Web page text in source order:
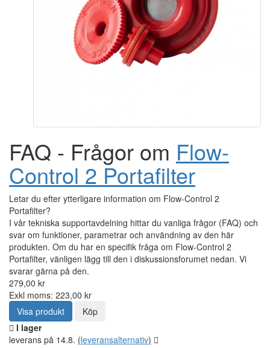
FAQ - Frågor om Flow-
Control 2 Portafilter
Letar du efter ytterligare information om Flow-Control 2
Portafilter?
I vår tekniska supportavdelning hittar du vanliga frågor (FAQ) och
svar om funktioner, parametrar och användning av den här
produkten. Om du har en specifik fråga om Flow-Control 2
Portafilter, vänligen lägg till den i diskussionsforumet nedan. Vi
svarar gärna på den.
279,00 kr
Exkl moms: 223,00 kr
Visa produkt
Köp
I lager
leverans på 14.8. (leveransalternativ)